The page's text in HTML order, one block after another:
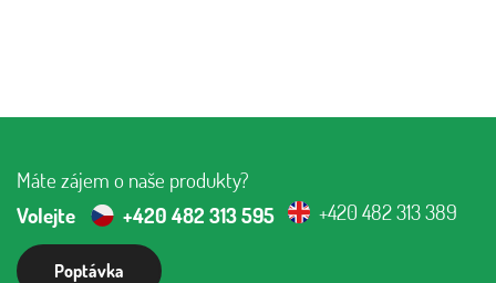
Máte zájem o naše produkty?
Volejte
+420 482 313 595 +420 482 313 389
Poptávka